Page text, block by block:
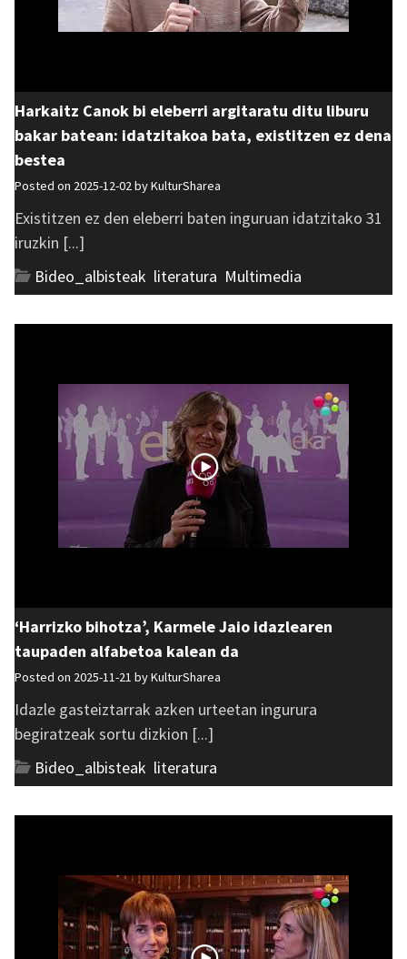
Harkaitz Canok bi eleberri argitaratu ditu liburu
bakar batean: idatzitakoa bata, existitzen ez dena
bestea
Posted on 2025-12-02 byKulturSharea
Existitzen ez den eleberri baten inguruan idatzitako 31
iruzkin [...]
Bideo_albisteak literatura Multimedia
‘Harrizko bihotza’, Karmele Jaio idazlearen
taupaden alfabetoa kalean da
Posted on 2025-11-21 byKulturSharea
Idazle gasteiztarrak azken urteetan ingurura
begiratzeak sortu dizkion [...]
Bideo_albisteak literatura